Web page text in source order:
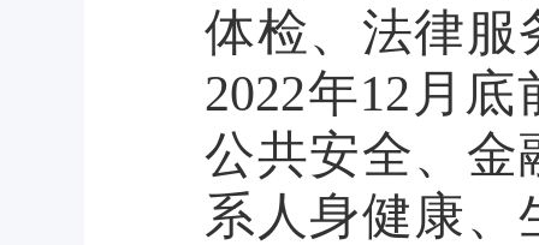
体检、法律服
2022年12月
公共安全、金
系人身健康